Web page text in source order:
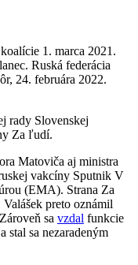
1. marca 2021.
Ruská federácia
24. februára 2022.
rady Slovenskej
Za ľudí.
Matoviča aj ministra
vakcíny Sputnik V
(EMA). Strana Za
preto oznámil
sa vzdal funkcie
stal sa nezaradeným